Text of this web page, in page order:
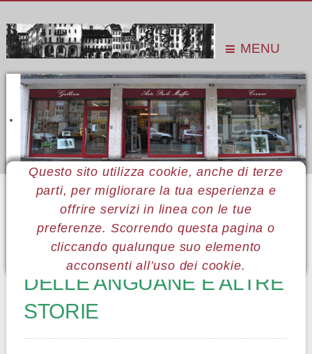
MENU
Questo sito utilizza cookie, anche di terze
parti, per migliorare la tua esperienza e
offrire servizi in linea con le tue
preferenze. Scorrendo questa pagina o
cliccando qualunque suo elemento
acconsenti all’uso dei cookie.
Sei qui: Home Le mostre Mostre 2016 Paolo Alfonsi
56 Paolo Alfonsi
DELLE ANGUANE E ALTRE
STORIE